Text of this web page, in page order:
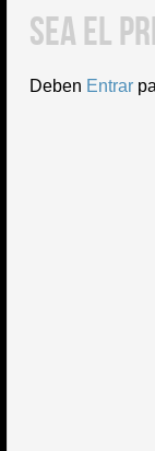
SEA EL
Deben Entrar